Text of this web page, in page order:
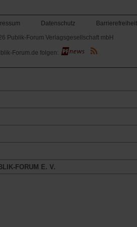
Datenschutz
Barrierefreiheit
Publik-Forum Verlagsgesellschaft mbH
(Öffnet
in
neuen
Forum.de folgen:
FORUM E. V.